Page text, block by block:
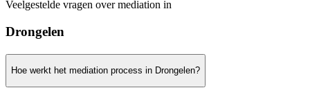
Veelgestelde vragen over mediation in
Drongelen
Hoe werkt het mediation process in Drongelen?